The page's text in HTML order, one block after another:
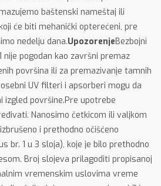
baštenski nameštaj ili
će biti mehanički opterećeni, pre
nedelju dana.UpozorenjeBezbojni
nije pogodan kao završni premaz
površina ili za premazivanje tamnih
UV filteri i apsorberi mogu da
izgled površine.Pre upotrebe
Nanosimo četkicom ili valjkom
i prethodno očišćeno
br. 1 u 3 sloja), koje je bilo prethodno
Broj slojeva prilagoditi propisanoj
vremenskim uslovima vreme